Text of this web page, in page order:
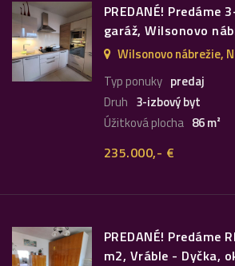
PREDANÉ! Predáme
garáž, Wilsonovo
Wilsonovo nábrežie,
Typ ponuky predaj
Druh 3-izbový byt
Úžitková plocha 86 m²
235.000,- €
PREDANÉ! Predáme
m2, Vráble - Dyčka,